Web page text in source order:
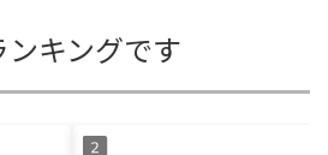
キングです